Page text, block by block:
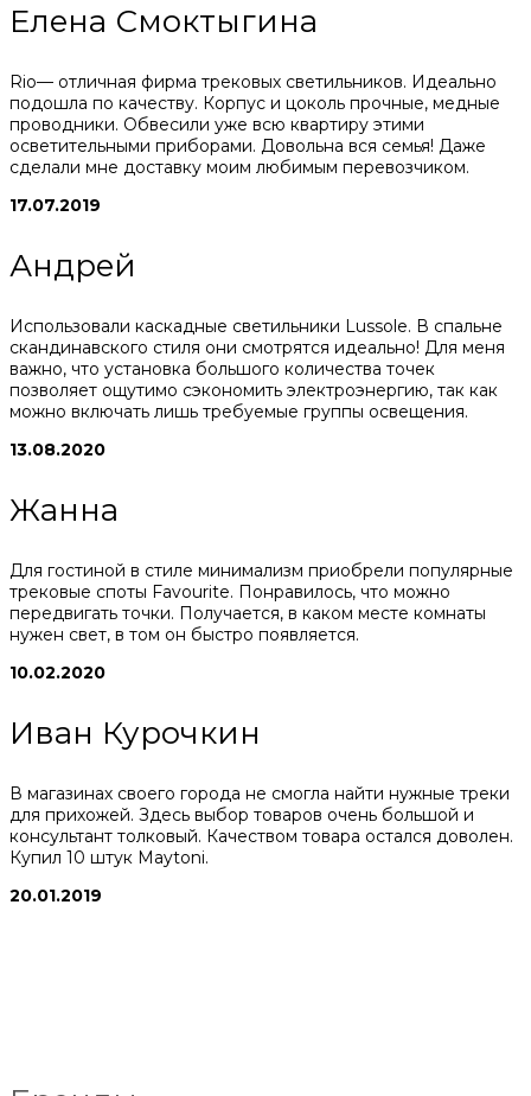
Елена Смоктыгина
Rio— отличная фирма трековых светильников. Идеально
подошла по качеству. Корпус и цоколь прочные, медные
проводники. Обвесили уже всю квартиру этими
осветительными приборами. Довольна вся семья! Даже
сделали мне доставку моим любимым перевозчиком.
17.07.2019
Андрей
Использовали каскадные светильники Lussole. В спальне
скандинавского стиля они смотрятся идеально! Для меня
важно, что установка большого количества точек
позволяет ощутимо сэкономить электроэнергию, так как
можно включать лишь требуемые группы освещения.
13.08.2020
Жанна
Для гостиной в стиле минимализм приобрели популярные
трековые споты Favourite. Понравилось, что можно
передвигать точки. Получается, в каком месте комнаты
нужен свет, в том он быстро появляется.
10.02.2020
Иван Курочкин
В магазинах своего города не смогла найти нужные треки
для прихожей. Здесь выбор товаров очень большой и
консультант толковый. Качеством товара остался доволен.
Купил 10 штук Maytoni.
20.01.2019